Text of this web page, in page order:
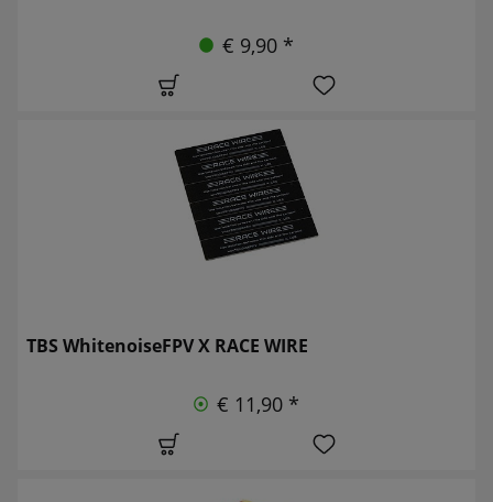
€ 9,90 *
TBS WhitenoiseFPV X RACE WIRE
€ 11,90 *